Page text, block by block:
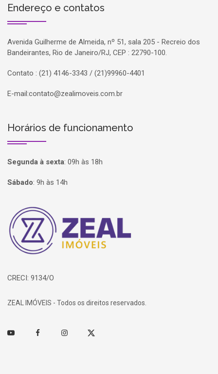
Endereço e contatos
Avenida Guilherme de Almeida, nº 51, sala 205 - Recreio dos
Bandeirantes, Rio de Janeiro/RJ, CEP : 22790-100.
Contato : (21) 4146-3343 / (21)99960-4401
E-mail:contato@zealimoveis.com.br
Horários de funcionamento
Segunda à sexta: 09h às 18h
Sábado: 9h às 14h
Página inicial
CRECI: 9134/O
ZEAL IMÓVEIS - Todos os direitos reservados.
Youtube FacebookInstagramTwitter